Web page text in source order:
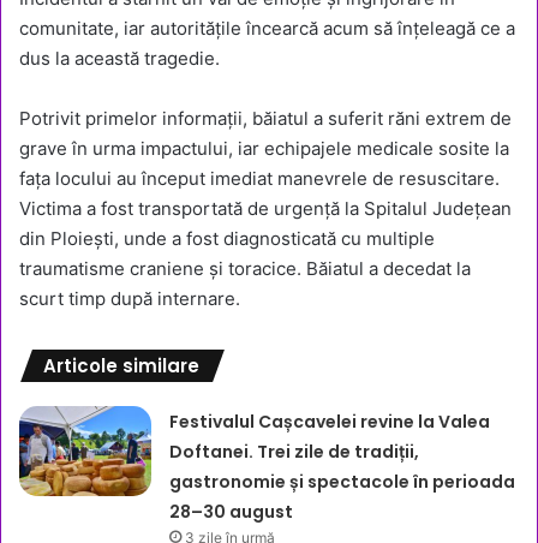
comunitate, iar autoritățile încearcă acum să înțeleagă ce a
dus la această tragedie.
Potrivit primelor informații, băiatul a suferit răni extrem de
grave în urma impactului, iar echipajele medicale sosite la
fața locului au început imediat manevrele de resuscitare.
Victima a fost transportată de urgență la Spitalul Județean
din Ploiești, unde a fost diagnosticată cu multiple
traumatisme craniene și toracice. Băiatul a decedat la
scurt timp după internare.
Articole similare
Festivalul Cașcavelei revine la Valea
Doftanei. Trei zile de tradiții,
gastronomie și spectacole în perioada
28–30 august
3 zile în urmă